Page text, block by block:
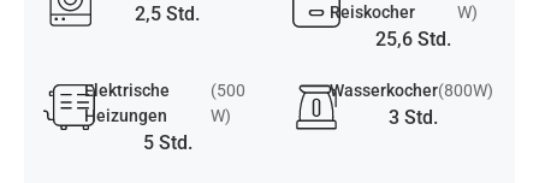
2,5 Std.
Reiskocher
W)
25,6 Std.
Elektrische
Heizungen
(500
W)
5 Std.
Wasserkocher(800W)
3 Std.